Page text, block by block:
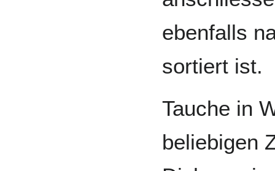
ebenfalls
sortiert ist.
Tauche in
beliebigen